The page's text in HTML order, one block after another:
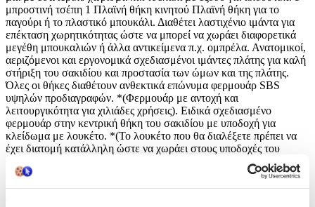
μπροστινή τσέπη 1 Πλαϊνή θήκη κινητού Πλαϊνή θήκη για το
παγούρι ή το πλαστικό μπουκάλι. Διαθέτει λαστιχένιο ιμάντα για
επέκταση χωρητικότητας ώστε να μπορεί να χωράει διαφορετικά
μεγέθη μπουκαλιών ή άλλα αντικείμενα π.χ. ομπρέλα. Ανατομικοί,
αεριζόμενοι και εργονομικά σχεδιασμένοι ιμάντες πλάτης για καλή
στήριξη του σακιδίου και προστασία των ώμων και της πλάτης.
Όλες οι θήκες διαθέτουν ανθεκτικά επώνυμα φερμουάρ SBS
υψηλών προδιαγραφών. *(Φερμουάρ με αντοχή και
λειτουργικότητα για χιλιάδες χρήσεις). Ειδικά σχεδιασμένο
φερμουάρ στην κεντρική θήκη του σακιδίου με υποδοχή για
κλείδωμα με λουκέτο. *(Το λουκέτο που θα διαλέξετε πρέπει να
έχει διατομή κατάλληλη ώστε να χωράει στους υποδοχές του
φερμουάρ) Μοναδικό ιμαντάκι Polo στην μπροστινή τσέπη – Άλλο
ένα χαρακτηριστικό της αυθεντικής original double scarf. Επειδή τα
βιβλία του Δημοτικού έχουν μεγάλο όγκο και βάρος, η POLO δε